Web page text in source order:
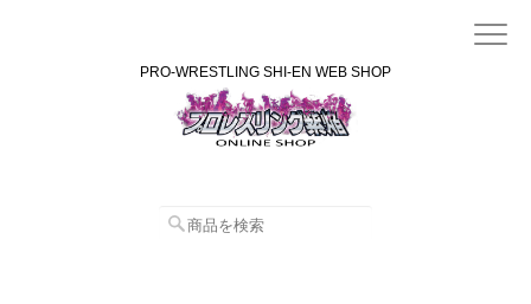
PRO-WRESTLING SHI-EN WEB SHOP